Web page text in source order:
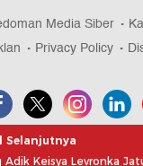
Media Siber
Privacy Policy
Download aplikasi
Selanjutnya
Adik Keisya Levronka